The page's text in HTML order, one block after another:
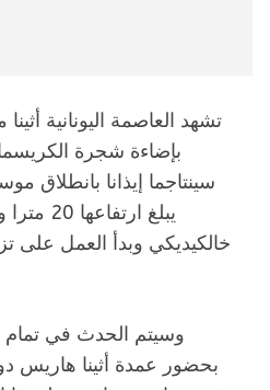
تشهد العاصمة اليونانية
بإضاءة شجرة
سينتاجما إيذانا بانطلاق
يبلغ
خالكيديكي وبدأ العمل على
وسيتم الحدث في
بحضور عمدة أثينا